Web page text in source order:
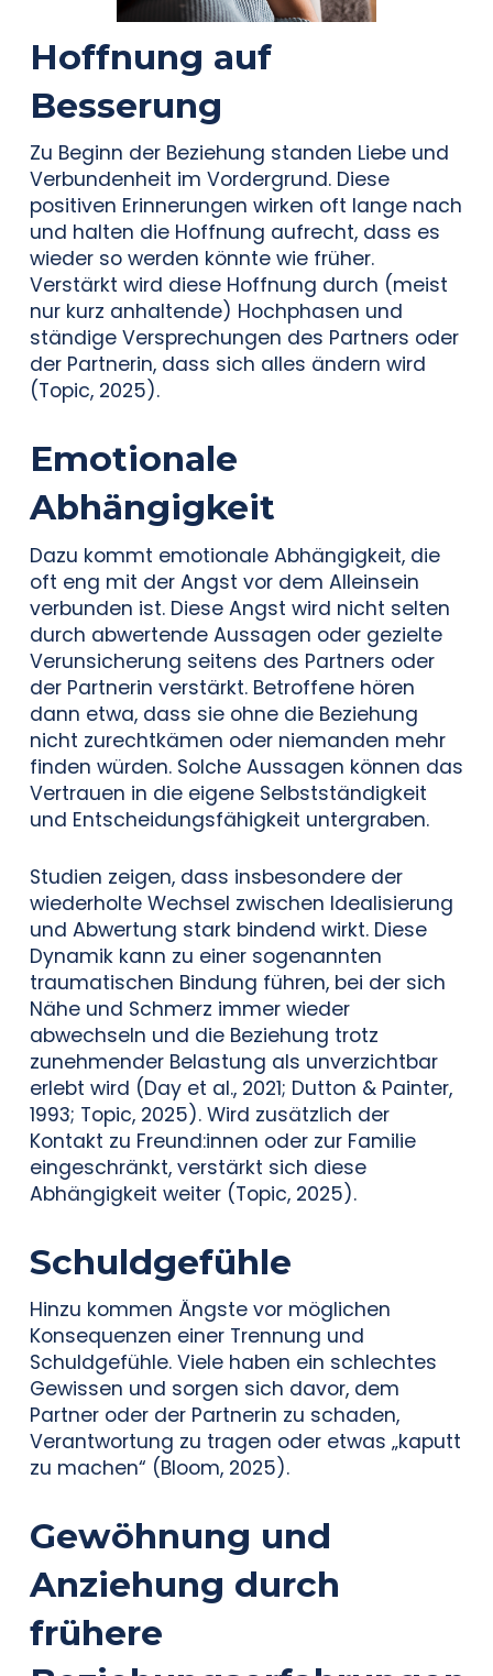
Hoffnung auf
Besserung
Zu Beginn der Beziehung standen Liebe und
Verbundenheit im Vordergrund. Diese
positiven Erinnerungen wirken oft lange nach
und halten die Hoffnung aufrecht, dass es
wieder so werden könnte wie früher.
Verstärkt wird diese Hoffnung durch (meist
nur kurz anhaltende) Hochphasen und
ständige Versprechungen des Partners oder
der Partnerin, dass sich alles ändern wird
(Topic, 2025).
Emotionale
Abhängigkeit
Dazu kommt emotionale Abhängigkeit, die
oft eng mit der Angst vor dem Alleinsein
verbunden ist. Diese Angst wird nicht selten
durch abwertende Aussagen oder gezielte
Verunsicherung seitens des Partners oder
der Partnerin verstärkt. Betroffene hören
dann etwa, dass sie ohne die Beziehung
nicht zurechtkämen oder niemanden mehr
finden würden. Solche Aussagen können das
Vertrauen in die eigene Selbstständigkeit
und Entscheidungsfähigkeit untergraben.
Studien zeigen, dass insbesondere der
wiederholte Wechsel zwischen Idealisierung
und Abwertung stark bindend wirkt. Diese
Dynamik kann zu einer sogenannten
traumatischen Bindung führen, bei der sich
Nähe und Schmerz immer wieder
abwechseln und die Beziehung trotz
zunehmender Belastung als unverzichtbar
erlebt wird (Day et al., 2021; Dutton & Painter,
1993; Topic, 2025). Wird zusätzlich der
Kontakt zu Freund:innen oder zur Familie
eingeschränkt, verstärkt sich diese
Abhängigkeit weiter (Topic, 2025).
Schuldgefühle
Hinzu kommen Ängste vor möglichen
Konsequenzen einer Trennung und
Schuldgefühle. Viele haben ein schlechtes
Gewissen und sorgen sich davor, dem
Partner oder der Partnerin zu schaden,
Verantwortung zu tragen oder etwas „kaputt
zu machen“ (Bloom, 2025).
Gewöhnung und
Anziehung durch
frühere